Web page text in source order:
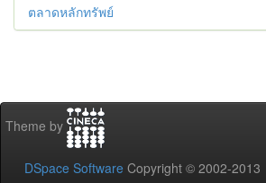
ตลาดหลักทรัพย์
Theme by
DSpace Software Copyright © 2002-2013